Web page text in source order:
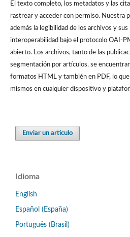
El texto completo, los metadatos y las
rastrear y acceder con permiso. Nuestra
además la legibilidad de los archivos y
interoperabilidad bajo el protocolo OAI-
abierto. Los archivos, tanto de las
segmentación por artículos, se
formatos HTML y también en PDF, lo
mismos en cualquier dispositivo y
Enviar un artículo
Idioma
English
Español (España)
Português (Brasil)